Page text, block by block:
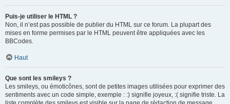
Puis-je utiliser le HTML ?
Non, il n’est pas possible de publier du HTML sur ce forum. La plupart des
mises en forme permises par le HTML peuvent être appliquées avec les
BBCodes.
Haut
Que sont les smileys ?
Les smileys, ou émoticônes, sont de petites images utilisées pour exprimer des
sentiments avec un code simple, exemple : :) signifie joyeux, :( signifie triste. La